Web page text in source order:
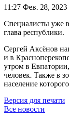
11:27 Фев. 28, 2023
Специалисты уже
глава республики.
Сергей Аксёнов
и в
утром в
человек. Также в
население
Версия для печати
Все новости